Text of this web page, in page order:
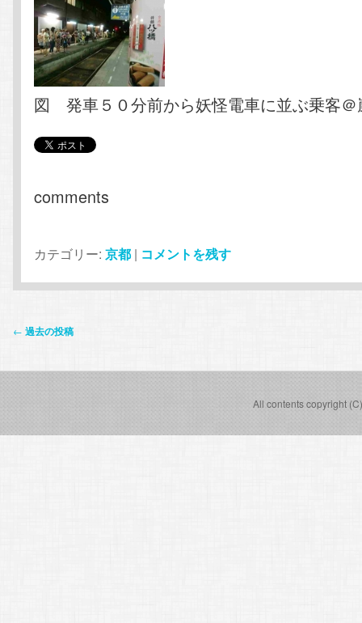
図 発車５０分前から妖怪電車に並ぶ乗客＠
comments
カテゴリー: 京都 | コメントを残す
投
ナ
← 過去の投稿
All contents copyright